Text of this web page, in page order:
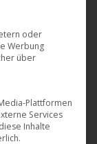
das ihn
über Zeit,
stehen
findet. Ein Film
kann. In
oder
Werbung
über
Plattformen
Services
Inhalte